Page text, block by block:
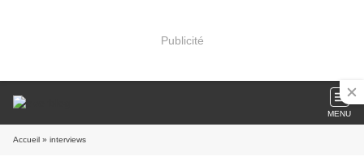
Publicité
MENU
Accueil » interviews